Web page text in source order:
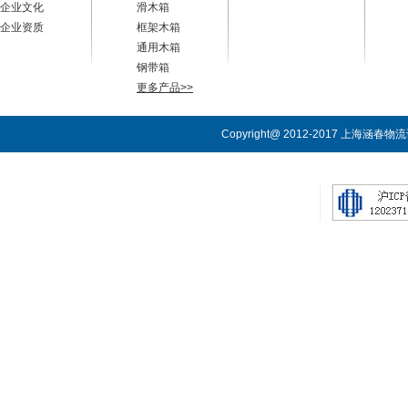
企业文化
企业资质
滑木箱
框架木箱
通用木箱
钢带箱
更多产品>>
Copyright@ 2012-2017 上海涵春物